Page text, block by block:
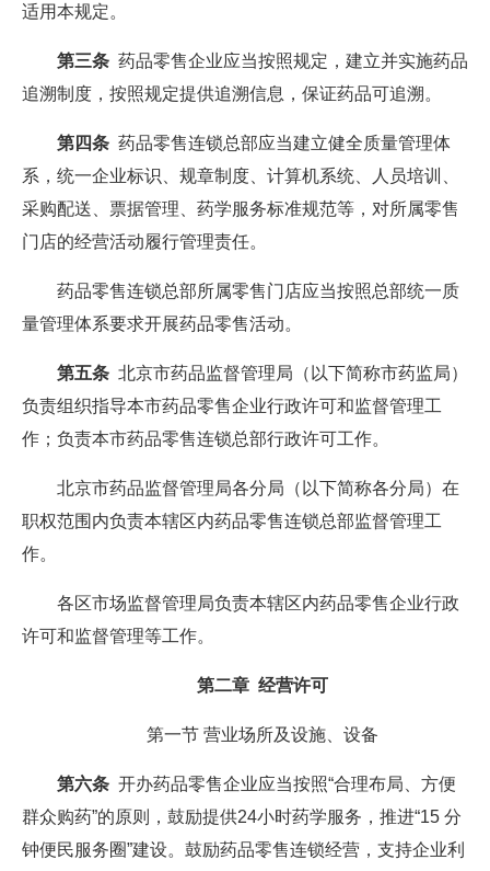
适用本规定。
第三条 药品零售企业应当按照规定，建立并实施药品
追溯制度，按照规定提供追溯信息，保证药品可追溯。
第四条 药品零售连锁总部应当建立健全质量管理体
系，统一企业标识、规章制度、计算机系统、人员培训、
采购配送、票据管理、药学服务标准规范等，对所属零售
门店的经营活动履行管理责任。
药品零售连锁总部所属零售门店应当按照总部统一质
量管理体系要求开展药品零售活动。
第五条 北京市药品监督管理局（以下简称市药监局）
负责组织指导本市药品零售企业行政许可和监督管理工
作；负责本市药品零售连锁总部行政许可工作。
北京市药品监督管理局各分局（以下简称各分局）在
职权范围内负责本辖区内药品零售连锁总部监督管理工
作。
各区市场监督管理局负责本辖区内药品零售企业行政
许可和监督管理等工作。
第二章 经营许可
第一节 营业场所及设施、设备
第六条 开办药品零售企业应当按照“合理布局、方便
群众购药”的原则，鼓励提供24小时药学服务，推进“15 分
钟便民服务圈”建设。鼓励药品零售连锁经营，支持企业利